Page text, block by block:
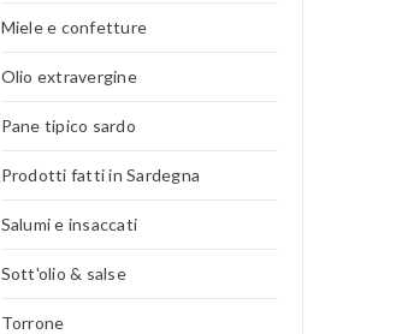
Miele e confetture
Olio extravergine
Pane tipico sardo
Prodotti fatti in Sardegna
Salumi e insaccati
Sott'olio & salse
Torrone